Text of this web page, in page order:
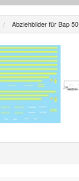
Abziehbilder für Bap